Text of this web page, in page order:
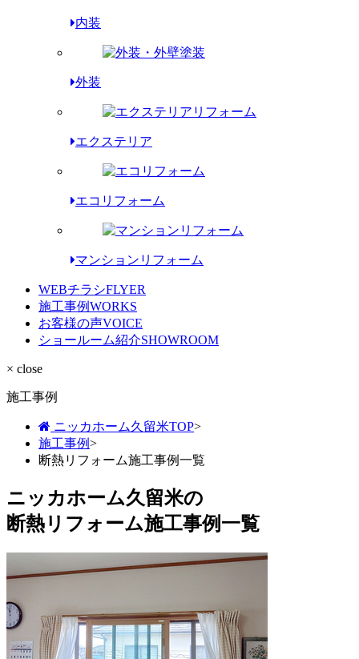
内装
外装
エクステリア
エコリフォーム
マンションリフォーム
WEBチラシFLYER
施工事例WORKS
お客様の声VOICE
ショールーム紹介SHOWROOM
× close
施工事例
ニッカホーム久留米TOP>
施工事例>
断熱リフォーム施工事例一覧
ニッカホーム久留米の
断熱リフォーム施工事例一覧